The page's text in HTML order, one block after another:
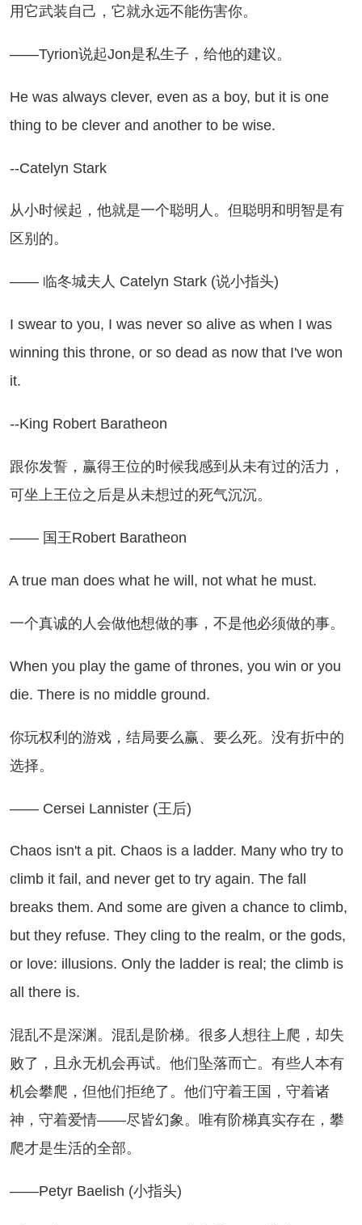
用它武装自己，它就永远不能伤害你。
说起Jon是私生子，给他的建议。
was always clever, even as a boy, but it is one
thing to be clever and another to be wise.
Stark
时候起，他就是一个聪明人。但聪明和明智是有
区别的。
临冬城夫人 Catelyn Stark (说小指头)
to you, I was never so alive as when I was
winning this throne, or so dead as now that I've won
it.
Robert Baratheon
发誓，赢得王位的时候我感到从未有过的活力，
可坐上王位之后是从未想过的死气沉沉。
国王Robert Baratheon
man does what he will, not what he must.
真诚的人会做他想做的事，不是他必须做的事。
you play the game of thrones, you win or you
die. There is no middle ground.
权利的游戏，结局要么赢、要么死。没有折中的
选择。
Cersei Lannister (王后)
isn't a pit. Chaos is a ladder. Many who try to
climb it fail, and never get to try again. The fall
breaks them. And some are given a chance to climb,
but they refuse. They cling to the realm, or the gods,
or love: illusions. Only the ladder is real; the climb is
all there is.
不是深渊。混乱是阶梯。很多人想往上爬，却失
败了，且永无机会再试。他们坠落而亡。有些人本有
机会攀爬，但他们拒绝了。他们守着王国，守着诸
神，守着爱情——尽皆幻象。唯有阶梯真实存在，攀
爬才是生活的全部。
Baelish (小指头)